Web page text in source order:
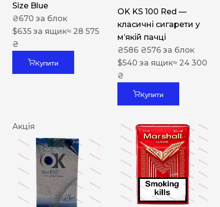
Size Blue
₴670 за блок
$635 за ящик≈ 28 575
₴
Купити
OK KS 100 Red —
класичні сигарети у
м’якій пачці
₴586 ₴576 за блок
$540 за ящик≈ 24 300
₴
Купити
Акція